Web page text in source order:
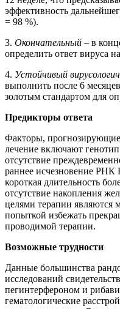
эффективность
= 98 %).
3. Окончательный – в
определить ответ вируса
4. Устойчивый
выполнить после 6
золотым стандартом для
Предикторы ответа
Факторы,
лечение включают
отсутствие
раннее исчезновение РНК
короткая длительность
отсутствие накопления
целями терапии являются
попыткой избежать
проводимой терапии.
Возможные трудности
Данные большинства
исследований
пегинтерфероном и
гематологические